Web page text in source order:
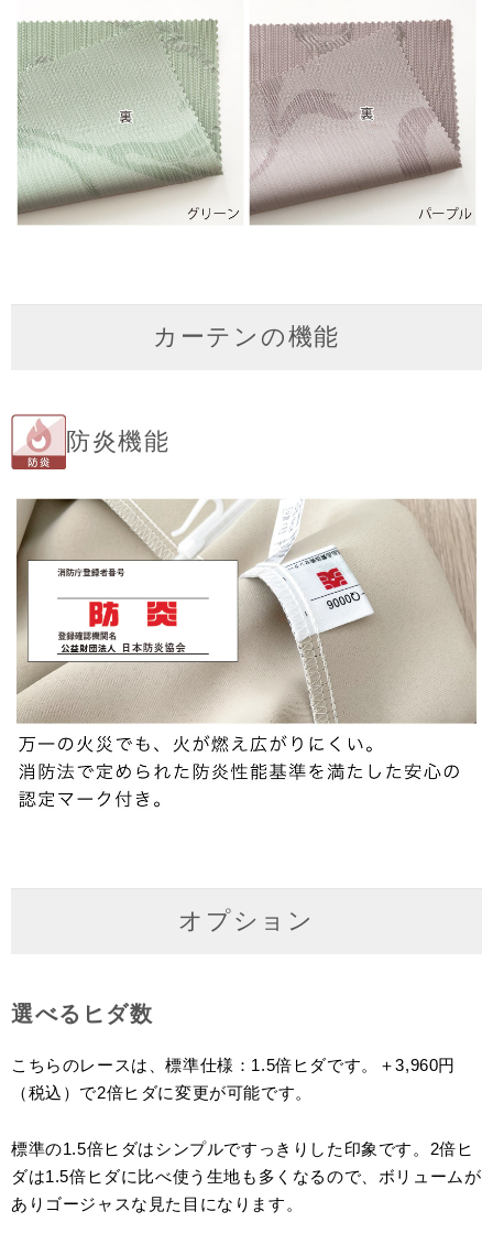
カーテンの機能
防炎機能
オプション
選べるヒダ数
こちらのレースは、標準仕様：1.5倍ヒダです。＋3,960円
（税込）で2倍ヒダに変更が可能です。
標準の1.5倍ヒダはシンプルですっきりした印象です。2倍ヒ
ダは1.5倍ヒダに比べ使う生地も多くなるので、ボリュームが
ありゴージャスな見た目になります。